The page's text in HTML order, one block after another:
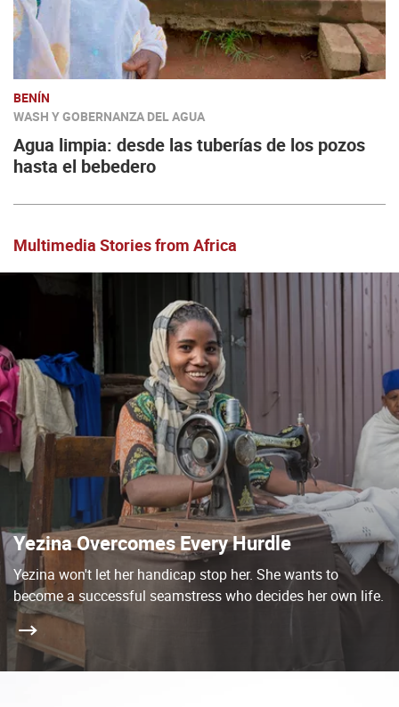
BENÍN
WASH Y GOBERNANZA DEL AGUA
Agua limpia: desde las tuberías de los pozos
hasta el bebedero
Multimedia Stories from Africa
Yezina Overcomes Every Hurdle
Yezina won't let her handicap stop her. She wants to
become a successful seamstress who decides her own life.